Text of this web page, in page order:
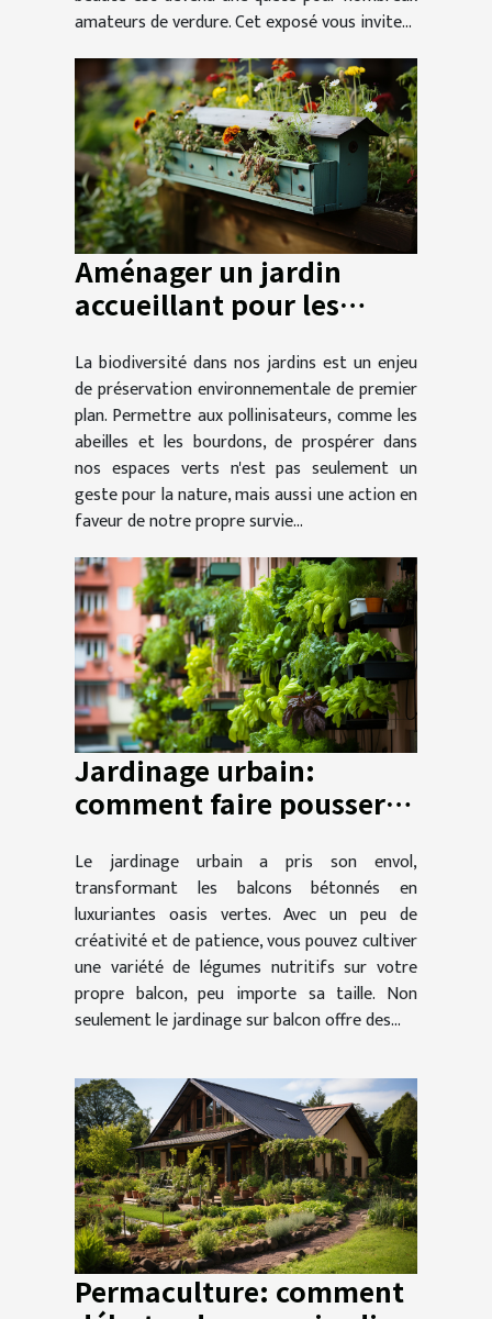
amateurs de verdure. Cet exposé vous invite...
Aménager un jardin
accueillant pour les
La biodiversité dans nos jardins est un enjeu
de préservation environnementale de premier
plan. Permettre aux pollinisateurs, comme les
abeilles et les bourdons, de prospérer dans
nos espaces verts n'est pas seulement un
geste pour la nature, mais aussi une action en
faveur de notre propre survie...
Jardinage urbain:
comment faire pousser
balcon
Le jardinage urbain a pris son envol,
transformant les balcons bétonnés en
luxuriantes oasis vertes. Avec un peu de
créativité et de patience, vous pouvez cultiver
une variété de légumes nutritifs sur votre
propre balcon, peu importe sa taille. Non
seulement le jardinage sur balcon offre des...
Permaculture: comment